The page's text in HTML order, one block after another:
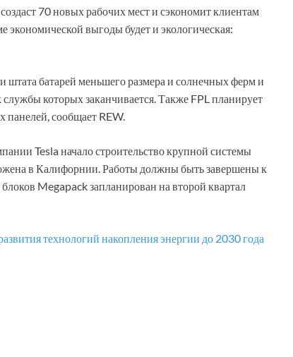
70 новых рабочих мест и сэкономит клиентам
выгоды будет и экологическая:
штата батарей меньшего размера и солнечных ферм и
которых заканчивается. Также FPL планирует
панелей, сообщает REW.
Tesla начало строительство крупной системы
в Калифорнии. Работы должны быть завершены к
Megapack запланирован на второй квартал
технологий накопления энергии до 2030 года